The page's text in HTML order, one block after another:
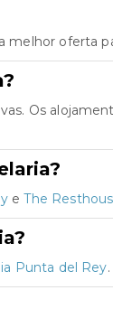
melhor oferta
Os
eThe
Punta del Rey.